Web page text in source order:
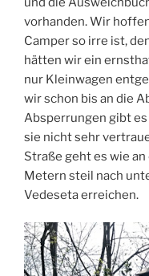
vorhanden. Wir
Camper so irre ist,
hätten wir ein
nur Kleinwagen
wir schon bis an die
Absperrungen gibt
sie nicht sehr
Straße geht es wie
Metern steil nach
Vedeseta erreichen.